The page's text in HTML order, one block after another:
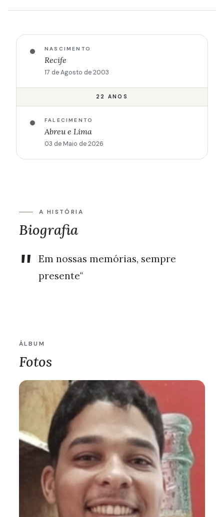
NASCIMENTO
Recife
17 de Agosto de 2003
22 ANOS
FALECIMENTO
Abreu e Lima
03 de Maio de 2026
A HISTÓRIA
Biografia
"
Em nossas memórias, sempre
presente"
ÁLBUM
Fotos